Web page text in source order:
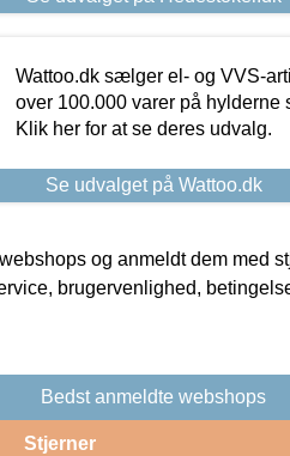
Wattoo.dk sælger el- og VVS-
over 100.000 varer på
Klik her for at se deres udvalg.
Se udvalget på Wattoo.dk
og anmeldt dem med
brugervenlighed,
Bedst anmeldte webshops
Stjerner